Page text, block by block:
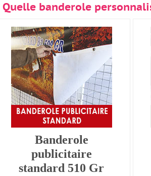
Quelle banderole
Banderole
publicitaire
standard 510 Gr